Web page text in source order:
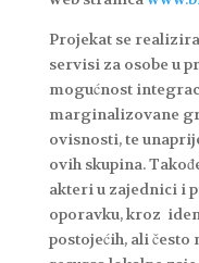
Projekat se
servisi za osobe u
mogućnost
marginalizovane
ovisnosti, te
ovih skupina.
akteri u zajednici i
oporavku, kroz
postojećih, ali